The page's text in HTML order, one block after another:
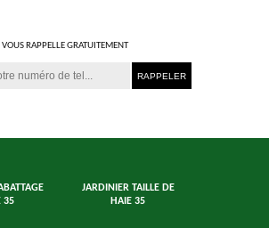
RAPPELLE GRATUITEMENT
35
JARDINIER TAILLE DE
HAIE 35